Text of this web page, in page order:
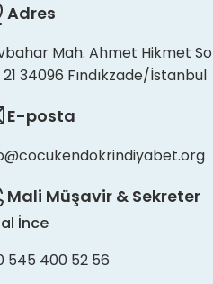
Adres
Mah. Ahmet Hikmet
21 34096 Fındıkzade/İstanbul
E-posta
Mali Müşavir & Sekreter
İnce
545 400 52 56